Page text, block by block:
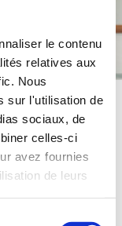
le contenu
relatives aux
Nous
sur l'utilisation de
sociaux, de
celles-ci
avez fournies
de leurs
devis